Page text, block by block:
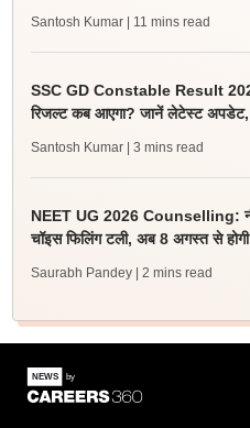
Santosh Kumar | 11 mins read
SSC GD Constable Result
रिजल्ट कब आएगा? जानें लेटेस्ट अपडेट,
Santosh Kumar | 3 mins read
NEET UG 2026 Counselling:
चॉइस फिलिंग टली, अब 8 अगस्त से
Saurabh Pandey | 2 mins read